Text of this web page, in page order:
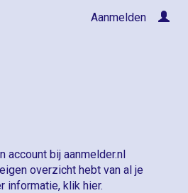
Aanmelden
account bij aanmelder.nl
overzicht hebt van al je
informatie, klik hier.